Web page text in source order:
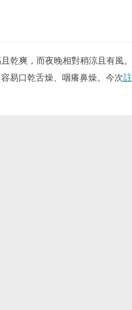
乾爽，而夜晚相對稍涼且有風。
易口乾舌燥、咽癢鼻燥。今次註